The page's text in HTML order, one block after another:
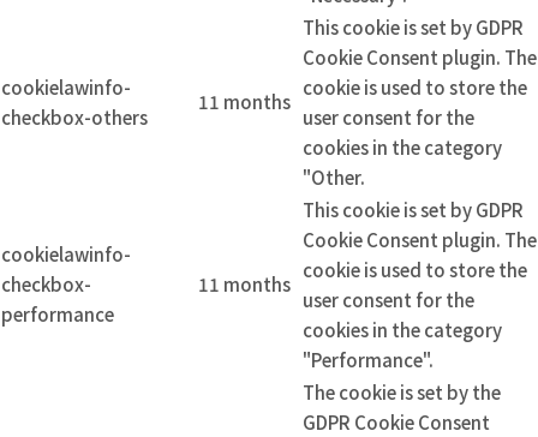
cookielawinfo-
checkbox-others
11 months
This cookie is set by GDPR
Cookie Consent plugin. The
cookie is used to store the
user consent for the
cookies in the category
"Other.
cookielawinfo-
checkbox-
performance
11 months
This cookie is set by GDPR
Cookie Consent plugin. The
cookie is used to store the
user consent for the
cookies in the category
"Performance".
The cookie is set by the
GDPR Cookie Consent